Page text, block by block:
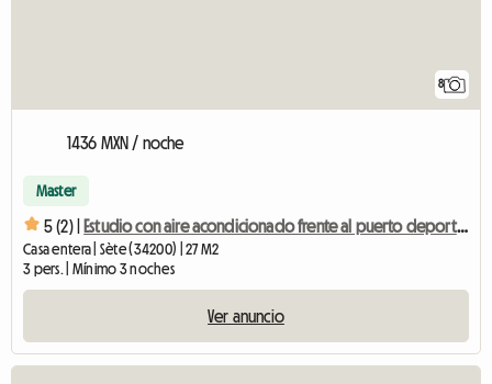
8
1436 MXN / noche
Master
5 (2) | Estudio con aire acondicionado frente al puerto deportivo.
Casa entera | Sète (34200) | 27 M2
3 pers. | Mínimo 3 noches
Ver anuncio